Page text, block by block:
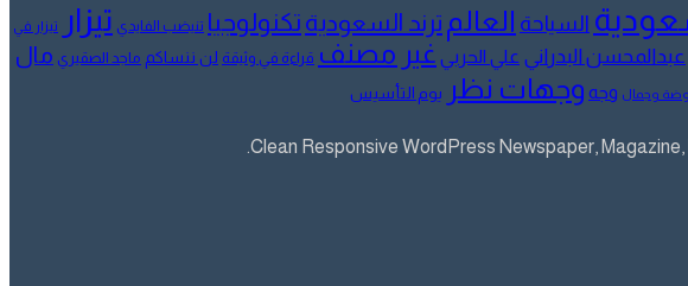
السياحة العالم ترند السعودية تكنولوجيا تنيضب الفايدي تيزار تيزار في
عبدالمحسن البدراني علي الحربي غير مصنف قراءة في وثيقة لن ننساكم ماجد الصقيري مال
وجمال وجه وجهات نظر يوم التأسيس
Clean Responsive WordPress Newspaper,